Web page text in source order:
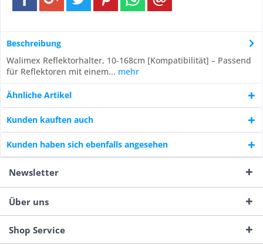
Beschreibung
Walimex Reflektorhalter, 10-168cm [Kompatibilität] – Passend
für Reflektoren mit einem... mehr
Ähnliche Artikel
Kunden kauften auch
Kunden haben sich ebenfalls angesehen
Newsletter
Über uns
Shop Service